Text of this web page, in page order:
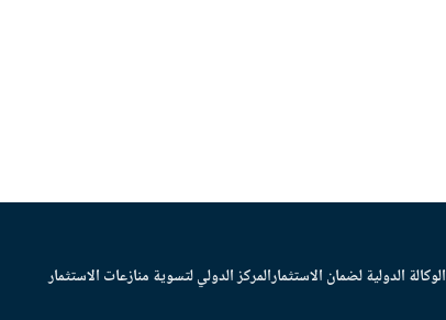
الوكالة الدولية لضمان الاستثمارالمركز الدولي لتسوية منازعات الاستثمار